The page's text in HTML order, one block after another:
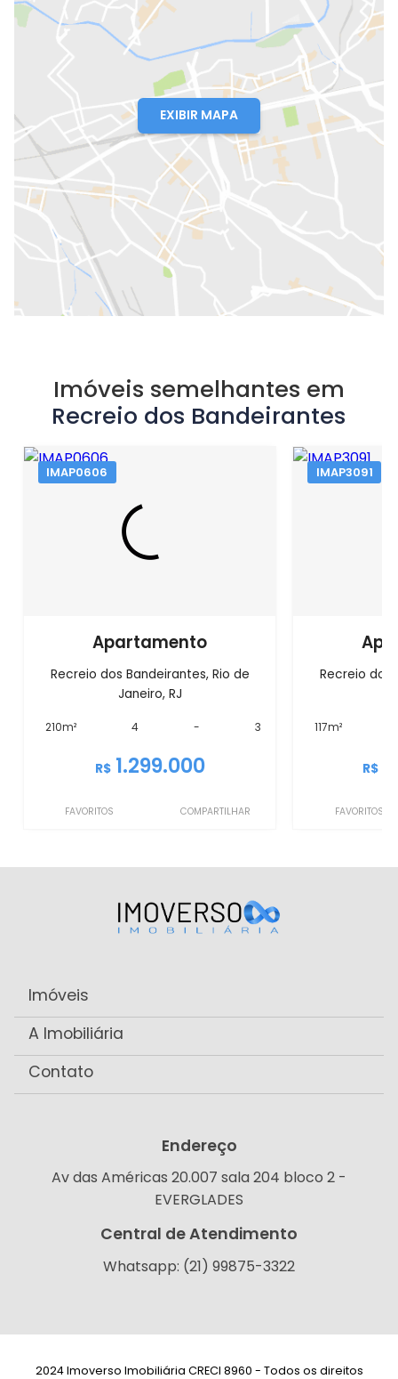
EXIBIR MAPA
Imóveis semelhantes em
Recreio dos Bandeirantes
IMAP0606
Apartamento
Recreio dos Bandeirantes, Rio de
Janeiro, RJ
210m² 4 - 3
R$ 1.299.000
FAVORITOS COMPARTILHAR
IMAP3091
Recreio dos
117m²
R$
FAVORITOS
Imóveis
A Imobiliária
Contato
Endereço
Av das Américas 20.007 sala 204 bloco 2 -
EVERGLADES
Central de Atendimento
Whatsapp: (21) 99875-3322
2024 Imoverso Imobiliária CRECI 8960 - Todos os direitos